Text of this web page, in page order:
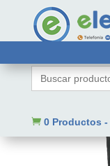
Buscar:
 0 Productos -